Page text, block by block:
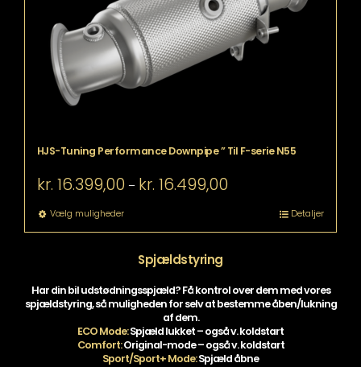
HJS-Tuning Performance Downpipe ” Til F-serie N55
kr. 16.399,00 – kr. 16.499,00Prisinterval:
Vælg mulighederDette
vare
flere
Mulighederne
kan
vælges
på
varesiden
Detaljer
Spjældstyring
Har din bil udstødningsspjæld? Få kontrol over dem med vores
spjældstyring, så muligheden for selv at bestemme åben/lukning
af dem.
ECO Mode:Spjæld lukket – også v. koldstart
Comfort: Original-mode – også v. koldstart
Sport/Sport+ Mode:Spjæld åbne